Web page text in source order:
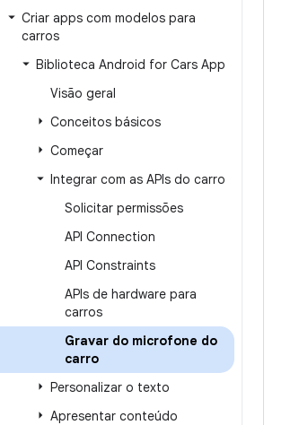
Criar apps com modelos para
carros
Biblioteca Android for Cars App
Visão geral
Conceitos básicos
Começar
Integrar com as APIs do carro
Solicitar permissões
API Connection
API Constraints
APIs de hardware para
carros
Gravar do microfone do
carro
Personalizar o texto
Apresentar conteúdo